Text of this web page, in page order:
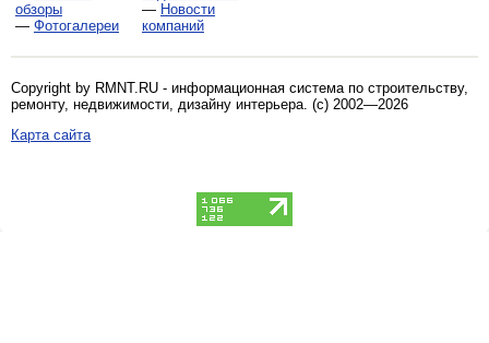
обзоры
— Фотогалереи
— Новости
компаний
Copyright by RMNT.RU - информационная система по строительству,
ремонту, недвижимости, дизайну интерьера. (c) 2002—2026
Карта сайта